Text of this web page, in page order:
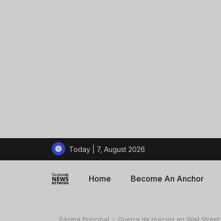
Today | 7, August 2026
Home Become An Anchor
Página Principal
Guerra de precios en Wall